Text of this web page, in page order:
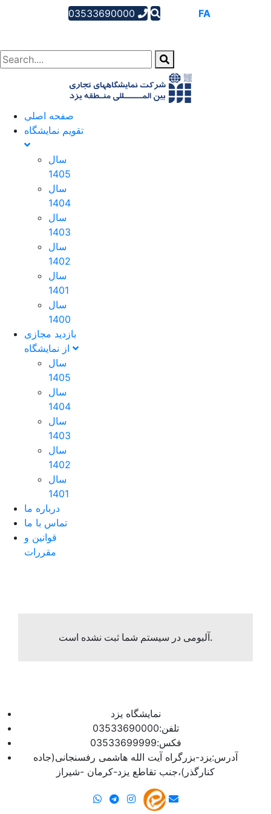
03533690000 FA
صفحه اصلی
تقویم نمایشگاه
سال
1405
سال
1404
سال
1403
سال
1402
سال
1401
سال
1400
بازدید مجازی
سال
1405
سال
1404
سال
1403
سال
1402
سال
1401
درباره ما
تماس با ما
قوانین و
مقررات
آلبومی در سیستم شما ثبت نشده است.
نمایشگاه یزد
تلفن:03533690000
فکس:03533699999
آدرس:یزد-بزرگراه آیت الله هاشمی رفسنجانی(جاده
کنارگذر)،جنب تقاطع یزد-کرمان -شیراز